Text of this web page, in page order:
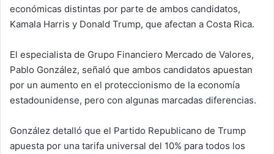
económicas distintas por parte de ambos candidatos,
Kamala Harris y Donald Trump, que afectan a Costa Rica.
El especialista de Grupo Financiero Mercado de Valores,
Pablo González, señaló que ambos candidatos apuestan
por un aumento en el proteccionismo de la economía
estadounidense, pero con algunas marcadas diferencias.
González detalló que el Partido Republicano de Trump
apuesta por una tarifa universal del 10% para todos los